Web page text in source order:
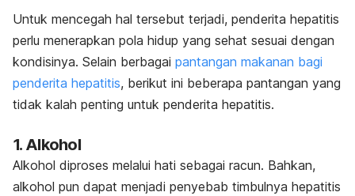
Untuk mencegah hal tersebut terjadi, penderita hepatitis
perlu menerapkan pola hidup yang sehat sesuai dengan
kondisinya. Selain berbagai pantangan makanan bagi
penderita hepatitis, berikut ini beberapa pantangan yang
tidak kalah penting untuk penderita hepatitis.
1. Alkohol
Alkohol diproses melalui hati sebagai racun. Bahkan,
alkohol pun dapat menjadi penyebab timbulnya hepatitis